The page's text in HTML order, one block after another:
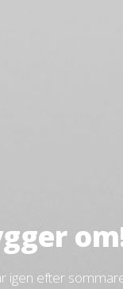
igen efter